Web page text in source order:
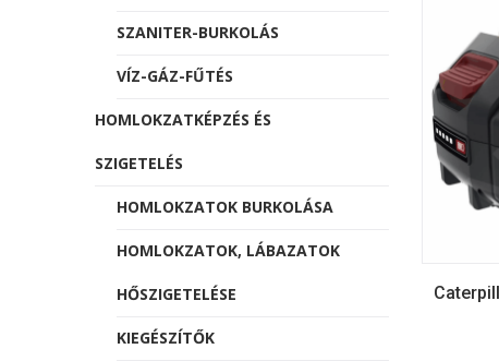
SZANITER-BURKOLÁS
VÍZ-GÁZ-FŰTÉS
HOMLOKZATKÉPZÉS ÉS
SZIGETELÉS
HOMLOKZATOK BURKOLÁSA
HOMLOKZATOK, LÁBAZATOK
HŐSZIGETELÉSE
KIEGÉSZÍTŐK